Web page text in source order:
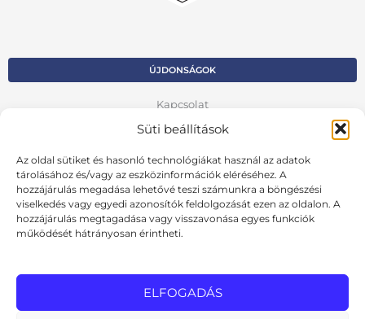
Süti beállítások
Az oldal sütiket és hasonló technológiákat használ az adatok
tárolásához és/vagy az eszközinformációk eléréséhez. A
hozzájárulás megadása lehetővé teszi számunkra a böngészési
viselkedés vagy egyedi azonosítók feldolgozását ezen az oldalon. A
hozzájárulás megtagadása vagy visszavonása egyes funkciók
működését hátrányosan érintheti.
ELFOGADÁS
ÚJDONSÁGOK
Kapcsolat
Kosár
Fiók
Adatvédelmi szabályzat
VISSZA AZ ELŐZŐ OLDALRA
Cookie szabályzat